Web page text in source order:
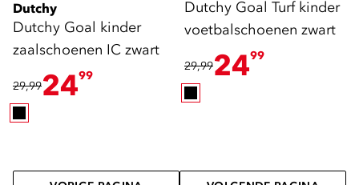
Dutchy
Dutchy Goal kinder
zaalschoenen IC zwart
29,992499
Dutchy Goal Turf kinder
voetbalschoenen zwart
29,992499